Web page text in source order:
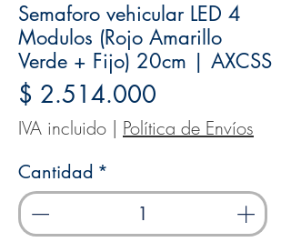
Semaforo vehicular LED 4
Modulos (Rojo Amarillo
Verde + Fijo) 20cm | AXCSS
$ 2.514.000
IVA incluido | Política de Envíos
Cantidad *